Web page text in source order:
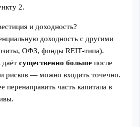
2.
и доходность?
доходность с другими
ОФЗ, фонды REIT‑типа).
даётсущественно больше после
и рисков — можно входить точечно.
перенаправить часть капитала в